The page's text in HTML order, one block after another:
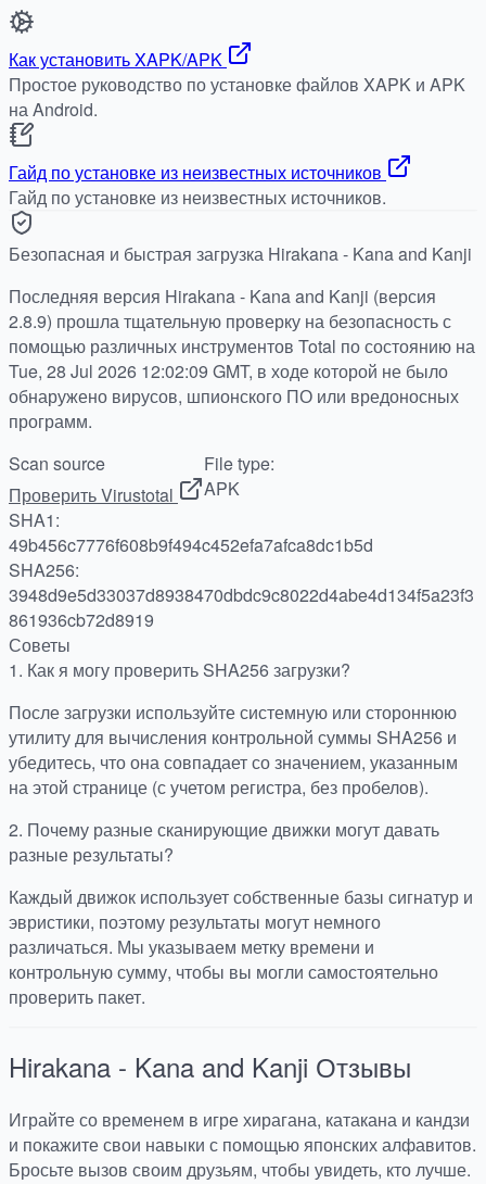
Как установить XAPK/APK
Простое руководство по установке файлов XAPK и APK
на Android.
Гайд по установке из неизвестных источников
Гайд по установке из неизвестных источников.
Безопасная и быстрая загрузка Hirakana - Kana and Kanji
Последняя версия Hirakana - Kana and Kanji (версия
2.8.9) прошла тщательную проверку на безопасность с
помощью различных инструментов Total по состоянию на
Tue, 28 Jul 2026 12:02:09 GMT, в ходе которой не было
обнаружено вирусов, шпионского ПО или вредоносных
программ.
Scan source
Проверить Virustotal
File type:
APK
SHA1:
49b456c7776f608b9f494c452efa7afca8dc1b5d
SHA256:
3948d9e5d33037d8938470dbdc9c8022d4abe4d134f5a23f3
861936cb72d8919
Советы
1. Как я могу проверить SHA256 загрузки?
После загрузки используйте системную или стороннюю
утилиту для вычисления контрольной суммы SHA256 и
убедитесь, что она совпадает со значением, указанным
на этой странице (с учетом регистра, без пробелов).
2. Почему разные сканирующие движки могут давать
разные результаты?
Каждый движок использует собственные базы сигнатур и
эвристики, поэтому результаты могут немного
различаться. Мы указываем метку времени и
контрольную сумму, чтобы вы могли самостоятельно
проверить пакет.
Hirakana - Kana and Kanji Отзывы
Играйте со временем в игре хирагана, катакана и кандзи
и покажите свои навыки с помощью японских алфавитов.
Бросьте вызов своим друзьям, чтобы увидеть, кто лучше.